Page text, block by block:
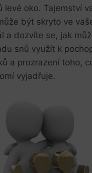
levé oko. Tajemství
být skryto ve
a dozvíte se, jak
snů využít k
a prozrazení toho,
vyjadřuje.